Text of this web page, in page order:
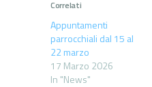
Correlati
Appuntamenti
parrocchiali dal 15 al
22 marzo
17 Marzo 2026
In "News"